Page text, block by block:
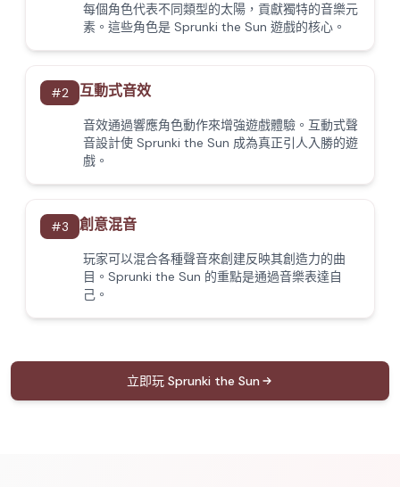
每個角色代表不同類型的太陽，貢獻獨特的音樂元
素。這些角色是 Sprunki the Sun 遊戲的核心。
#2 互動式音效
音效通過響應角色動作來增強遊戲體驗。互動式聲
音設計使 Sprunki the Sun 成為真正引人入勝的遊
戲。
#3 創意混音
玩家可以混合各種聲音來創建反映其創造力的曲
目。Sprunki the Sun 的重點是通過音樂表達自
己。
立即玩 Sprunki the Sun